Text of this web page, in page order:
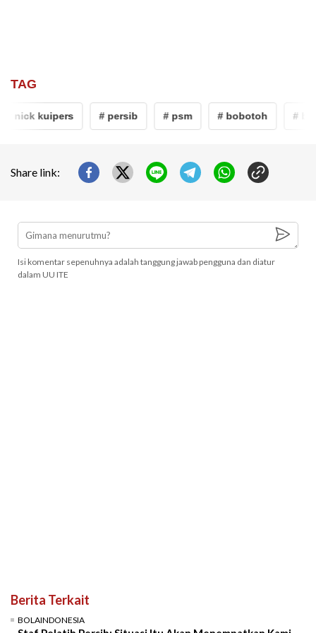
TAG
nick kuipers # persib # psm # bobotoh #
Share link:
Isi komentar sepenuhnya adalah tanggung jawab pengguna dan diatur
dalam UU ITE
Berita Terkait
BOLAINDONESIA